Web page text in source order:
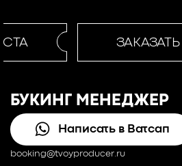
БУКИНГ МЕНЕДЖЕР
Написать в Ватсап
booking@tvoyproducer.ru